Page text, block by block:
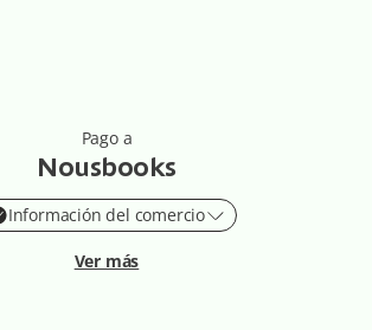
Pago a
Nousbooks
Información del comercio
Ver más